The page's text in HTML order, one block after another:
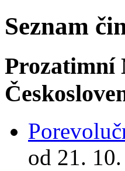
Seznam
Prozatimní
od 21.